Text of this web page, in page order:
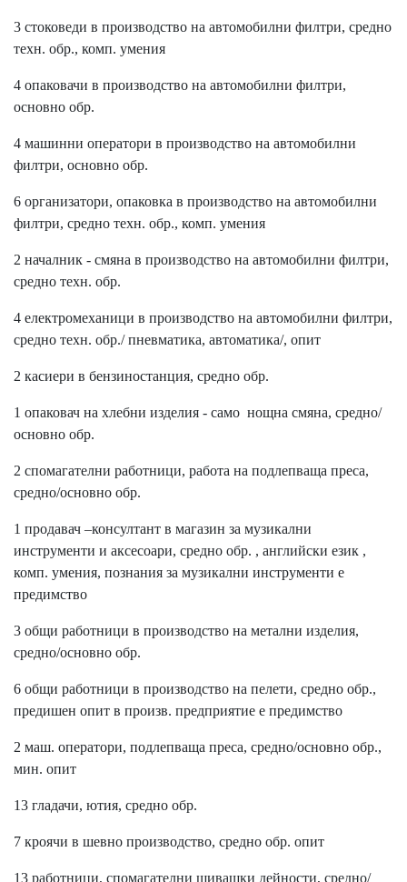
3 стоковеди в производство на автомобилни филтри, средно
техн. обр., комп. умения
4 опаковачи в производство на автомобилни филтри,
основно обр.
4 машинни оператори в производство на автомобилни
филтри, основно обр.
6 организатори, опаковка в производство на автомобилни
филтри, средно техн. обр., комп. умения
2 началник - смяна в производство на автомобилни филтри,
средно техн. обр.
4 електромеханици в производство на автомобилни филтри,
средно техн. обр./ пневматика, автоматика/, опит
2 касиери в бензиностанция, средно обр.
1 опаковач на хлебни изделия - само нощна смяна, средно/
основно обр.
2 спомагателни работници, работа на подлепваща преса,
средно/основно обр.
1 продавач –консултант в магазин за музикални
инструменти и аксесоари, средно обр. , английски език ,
комп. умения, познания за музикални инструменти е
предимство
3 общи работници в производство на метални изделия,
средно/основно обр.
6 общи работници в производство на пелети, средно обр.,
предишен опит в произв. предприятие е предимство
2 маш. оператори, подлепваща преса, средно/основно обр.,
мин. опит
13 гладачи, ютия, средно обр.
7 кроячи в шевно производство, средно обр. опит
13 работници, спомагателни шивашки дейности, средно/